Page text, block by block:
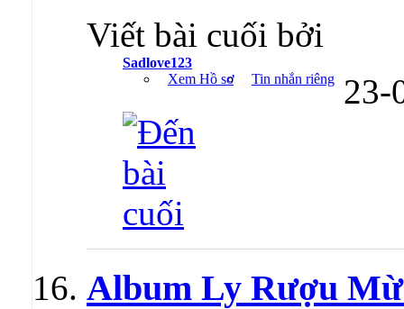
Viết bài cuối bởi
Sadlove123
Xem Hồ sơ
Tin nhắn riêng 23-
Album Ly Rượu